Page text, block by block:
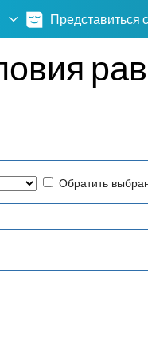
Представиться
Обратить